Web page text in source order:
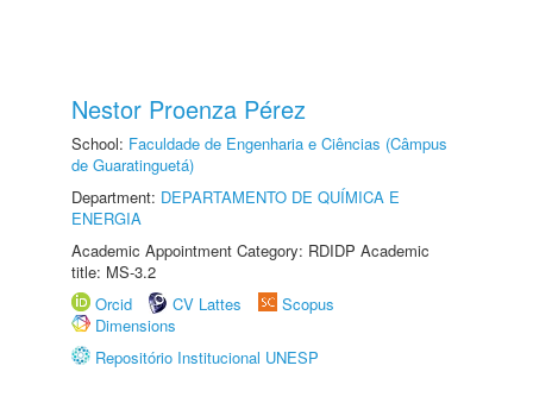
Nestor Proenza Pérez
School: Faculdade de Engenharia e Ciências (Câmpus
de Guaratinguetá)
Department: DEPARTAMENTO DE QUÍMICA E
ENERGIA
Academic Appointment Category: RDIDP Academic
title: MS-3.2
Orcid
CV Lattes
Scopus
Dimensions
Repositório Institucional UNESP